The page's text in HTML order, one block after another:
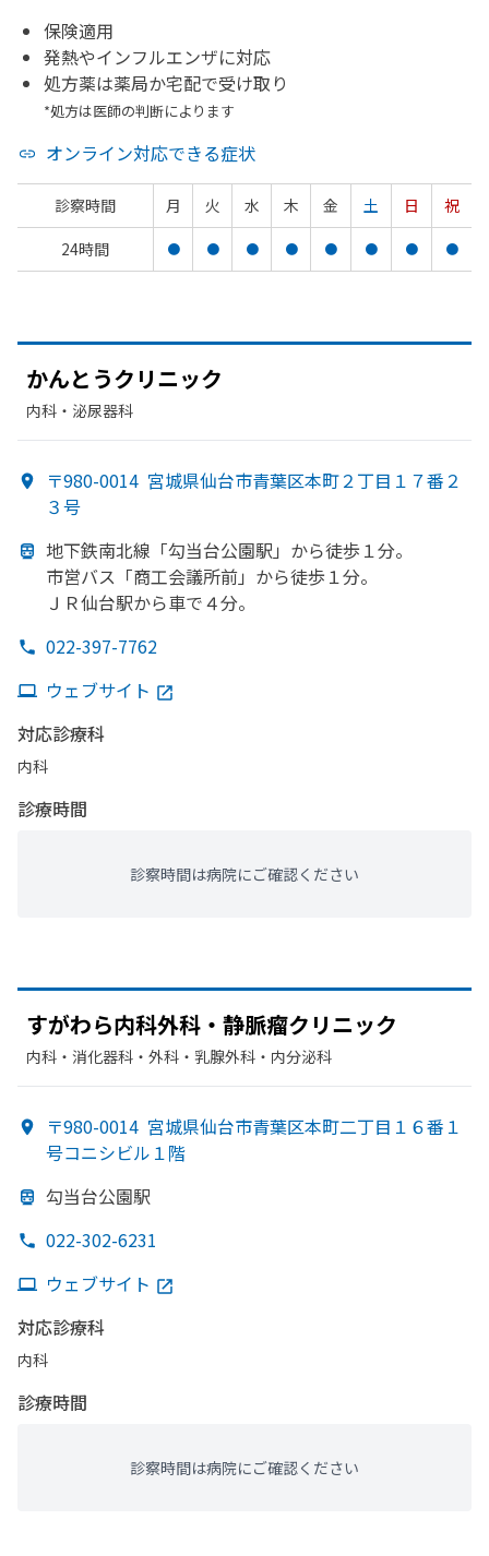
保険適用
発熱やインフルエンザに対応
処方薬は薬局か宅配で受け取り
*処方は医師の判断によります
オンライン対応できる症状
診察時間 月 火 水 木 金 土 日
祝
24時間
● ● ● ● ● ● ● ●
かんとうクリニック
内科・​泌尿器科
〒980-0014 宮城県仙台市青葉区本町２丁目１７番２
３号
地下鉄南北線 「勾当台公園駅」から徒歩１分。
市営バス「商工会議所前」から徒歩１分。
ＪＲ仙台駅から車で４分。
022-397-7762
ウェブサイト
対応診療科
内科
診療時間
診察時間は病院にご確認ください
すがわら内科外科・静脈瘤クリニック
内科・​消化器科・​外科・​乳腺外科・​内分泌科
〒980-0014 宮城県仙台市青葉区本町二丁目１６番１
号コニシビル１階
勾当台公園駅
022-302-6231
ウェブサイト
対応診療科
内科
診療時間
診察時間は病院にご確認ください